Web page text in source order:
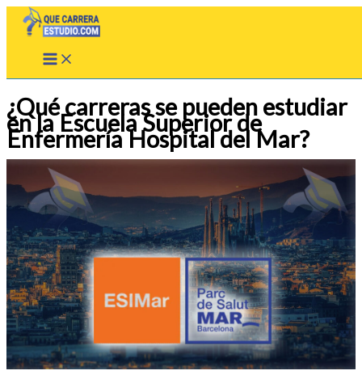
¿Qué carreras se pueden estudiar
en la Escuela Superior de
Enfermería Hospital del Mar?